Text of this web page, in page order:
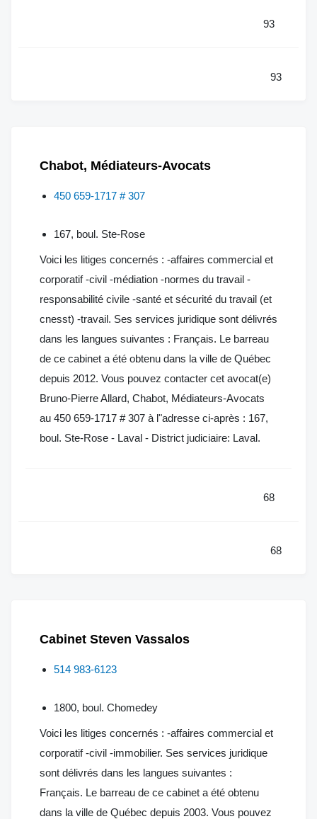
93
93
Chabot, Médiateurs-Avocats
450 659-1717 # 307
167, boul. Ste-Rose
Voici les litiges concernés : -affaires commercial et
corporatif -civil -médiation -normes du travail -
responsabilité civile -santé et sécurité du travail (et
cnesst) -travail. Ses services juridique sont délivrés
dans les langues suivantes : Français. Le barreau
de ce cabinet a été obtenu dans la ville de Québec
depuis 2012. Vous pouvez contacter cet avocat(e)
Bruno-Pierre Allard, Chabot, Médiateurs-Avocats
au 450 659-1717 # 307 à l"adresse ci-après : 167,
boul. Ste-Rose - Laval - District judiciaire: Laval.
68
68
Cabinet Steven Vassalos
514 983-6123
1800, boul. Chomedey
Voici les litiges concernés : -affaires commercial et
corporatif -civil -immobilier. Ses services juridique
sont délivrés dans les langues suivantes :
Français. Le barreau de ce cabinet a été obtenu
dans la ville de Québec depuis 2003. Vous pouvez